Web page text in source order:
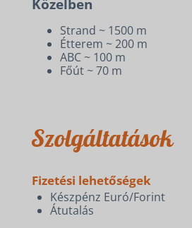
Közelben
Strand ~ 1500 m
Étterem ~ 200 m
ABC ~ 100 m
Főút ~ 70 m
Szolgáltatások
Fizetési lehetőségek
Készpénz Euró/Forint
Átutalás